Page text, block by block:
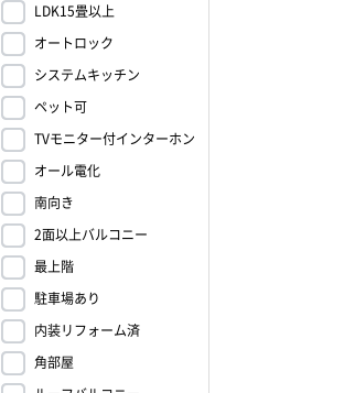
LDK15畳以上
オートロック
システムキッチン
ペット可
TVモニター付インターホン
オール電化
南向き
2面以上バルコニー
最上階
駐車場あり
内装リフォーム済
角部屋